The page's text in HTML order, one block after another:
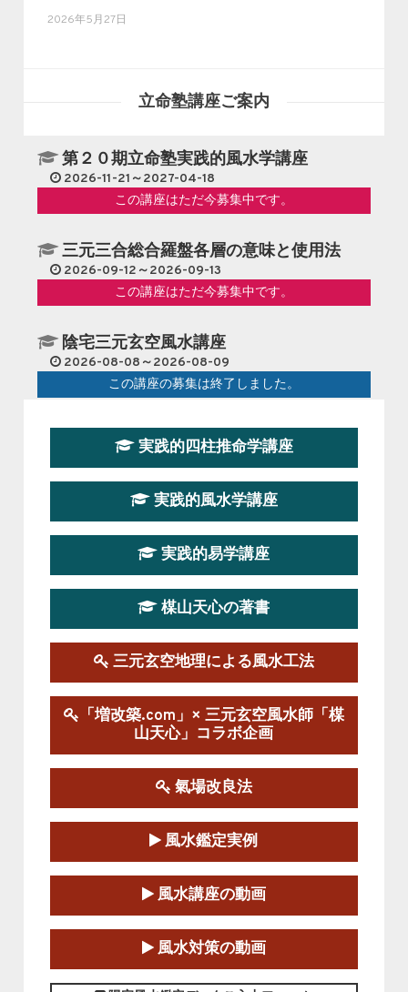
2026年5月27日
立命塾講座ご案内
第２０期立命塾実践的風水学講座
2026-11-21～2027-04-18
この講座はただ今募集中です。
三元三合総合羅盤各層の意味と使用法
2026-09-12～2026-09-13
この講座はただ今募集中です。
陰宅三元玄空風水講座
2026-08-08～2026-08-09
この講座の募集は終了しました。
第１９期立命塾『実践的易学講座』
2026-08-22～2026-10-25
第19期立命塾実践的四柱推命学講座
2026-03-20～2026-07-19
第１９期立命塾実践的風水学講座
この講座の募集は終了しました。
陰宅三元玄空風水講座
2025-06-07～2025-06-08
この講座の募集は終了しました。
第１８期立命塾『実践的易学講座』
2025-06-21～2025-08-24
この講座の募集は終了しました。
第１８期立命塾「実践的四柱立命学（四
柱推命学）講座」
2025-01-11～2025-05-11
この講座の募集は終了しました。
実践的四柱推命学講座
実践的風水学講座
実践的易学講座
楳山天心の著書
三元玄空地理による風水工法
「増改築.com」× 三元玄空風水師「楳
山天心」コラボ企画
氣場改良法
風水鑑定実例
風水講座の動画
風水対策の動画